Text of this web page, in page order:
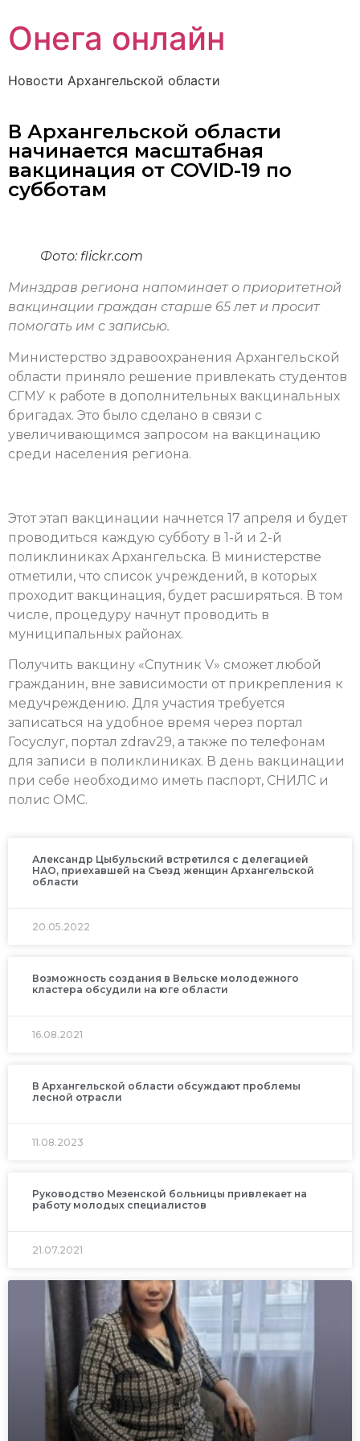
Онега онлайн
Новости Архангельской области
В Архангельской области
начинается масштабная
вакцинация от COVID-19 по
субботам
Фото: flickr.com
Минздрав региона напоминает о приоритетной
вакцинации граждан старше 65 лет и просит
помогать им с записью.
Министерство здравоохранения Архангельской
области приняло решение привлекать студентов
СГМУ к работе в дополнительных вакцинальных
бригадах. Это было сделано в связи с
увеличивающимся запросом на вакцинацию
среди населения региона.
Этот этап вакцинации начнется 17 апреля и будет
проводиться каждую субботу в 1-й и 2-й
поликлиниках Архангельска. В министерстве
отметили, что список учреждений, в которых
проходит вакцинация, будет расширяться. В том
числе, процедуру начнут проводить в
муниципальных районах.
Получить вакцину «Спутник V» сможет любой
гражданин, вне зависимости от прикрепления к
медучреждению. Для участия требуется
записаться на удобное время через портал
Госуслуг, портал zdrav29, а также по телефонам
для записи в поликлиниках. В день вакцинации
при себе необходимо иметь паспорт, СНИЛС и
полис ОМС.
Александр Цыбульский встретился с делегацией
НАО, приехавшей на Съезд женщин Архангельской
области
20.05.2022
Возможность создания в Вельске молодежного
кластера обсудили на юге области
16.08.2021
В Архангельской области обсуждают проблемы
лесной отрасли
11.08.2023
Руководство Мезенской больницы привлекает на
работу молодых специалистов
21.07.2021